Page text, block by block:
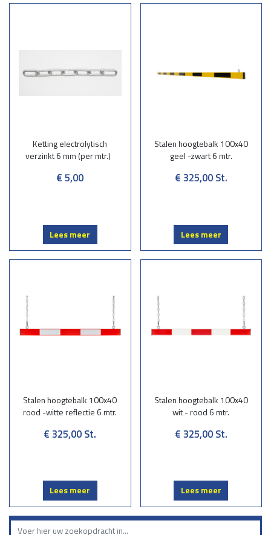
wij maatwerk hoogteportalen in elke gewenste afmeting en uitvoering.
specificaties aan
Hoogtebalk in vrijwel iedere RAL kleur
direct te bestellen in de kleuren rood-wit of geel-zwart. Ook zijn deze
Bel of mail met met onze adviseurs, graag helpen wij u!
Ketting electrolytisch
verzinkt 6 mm (per mtr.)
€ 5,00
Lees meer
Stalen hoogtebalk 100x40
geel -zwart 6 mtr.
€ 325,00 St.
Lees meer
Stalen hoogtebalk 100x40
rood -witte reflectie 6 mtr.
€ 325,00 St.
Lees meer
Stalen hoogtebalk 100x40
wit - rood 6 mtr.
€ 325,00 St.
Lees meer